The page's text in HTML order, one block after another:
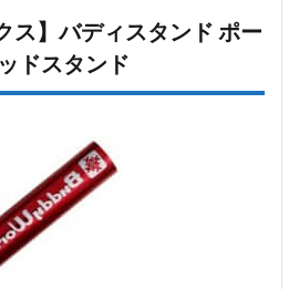
ス】バディスタンド ポー
ドスタンド